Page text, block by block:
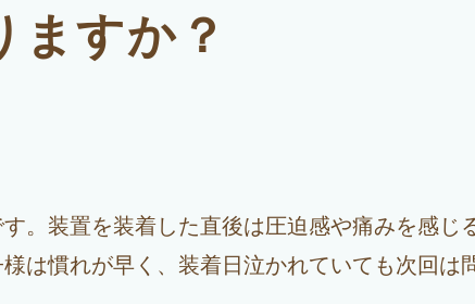
ますか？
。装置を装着した直後は圧迫感や痛みを感じ
は慣れが早く、装着日泣かれていても次回は